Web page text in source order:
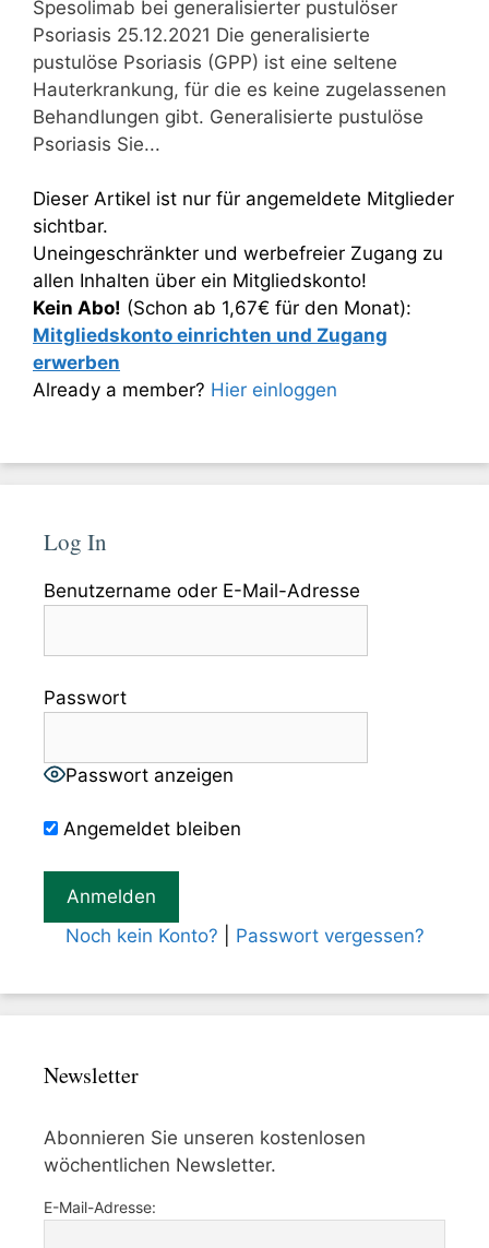
Spesolimab bei generalisierter pustulöser
Psoriasis 25.12.2021 Die generalisierte
pustulöse Psoriasis (GPP) ist eine seltene
Hauterkrankung, für die es keine zugelassenen
Behandlungen gibt. Generalisierte pustulöse
Psoriasis Sie...
Dieser Artikel ist nur für angemeldete Mitglieder
sichtbar.
Uneingeschränkter und werbefreier Zugang zu
allen Inhalten über ein Mitgliedskonto!
Kein Abo! (Schon ab 1,67€ für den Monat):
Mitgliedskonto einrichten und Zugang
erwerben
Already a member? Hier einloggen
Log In
Benutzername oder E-Mail-Adresse
Passwort
Passwort anzeigen
Angemeldet bleiben
Noch kein Konto? Passwort vergessen?
Newsletter
Abonnieren Sie unseren kostenlosen
wöchentlichen Newsletter.
E-Mail-Adresse: